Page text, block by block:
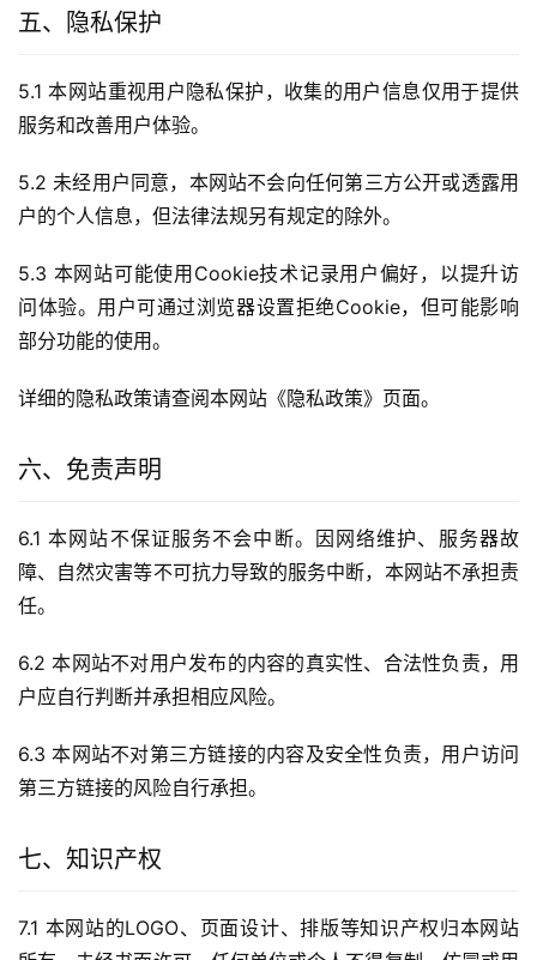
五、隐私保护
5.1 本网站重视用户隐私保护，收集的用户信息仅用于提供
服务和改善用户体验。
5.2 未经用户同意，本网站不会向任何第三方公开或透露用
户的个人信息，但法律法规另有规定的除外。
5.3 本网站可能使用Cookie技术记录用户偏好，以提升访
问体验。用户可通过浏览器设置拒绝Cookie，但可能影响
部分功能的使用。
详细的隐私政策请查阅本网站《隐私政策》页面。
六、免责声明
6.1 本网站不保证服务不会中断。因网络维护、服务器故
障、自然灾害等不可抗力导致的服务中断，本网站不承担责
任。
6.2 本网站不对用户发布的内容的真实性、合法性负责，用
户应自行判断并承担相应风险。
6.3 本网站不对第三方链接的内容及安全性负责，用户访问
第三方链接的风险自行承担。
七、知识产权
7.1 本网站的LOGO、页面设计、排版等知识产权归本网站